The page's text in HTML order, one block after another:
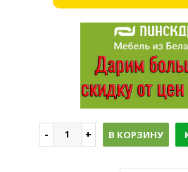
В КОРЗИНУ